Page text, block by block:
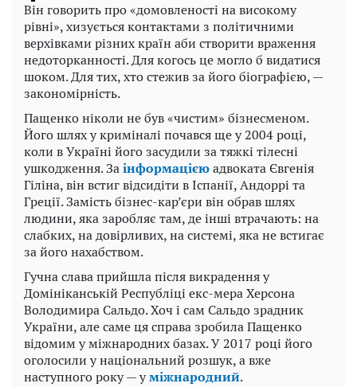
Він говорить про «домовленості на високому
рівні», хизується контактами з політичними
верхівками різних країн аби створити враження
недоторканності. Для когось це могло б видатися
шоком. Для тих, хто стежив за його біографією, —
закономірність.
Пащенко ніколи не був «чистим» бізнесменом.
Його шлях у криміналі почався ще у 2004 році,
коли в Україні його засудили за тяжкі тілесні
ушкодження. Заінформацієюадвоката Євгенія
Гіліна, він встиг відсидіти в Іспанії, Андоррі та
Греції. Замість бізнес-кар’єри він обрав шлях
людини, яка заробляє там, де інші втрачають: на
слабких, на довірливих, на системі, яка не встигає
за його нахабством.
Гучна слава прийшла після викрадення у
Домініканській Республіці екс-мера Херсона
Володимира Сальдо. Хоч і сам Сальдо зрадник
України, але саме ця справа зробила Пащенко
відомим у міжнародних базах. У 2017 році його
оголосили у національний розшук, а вже
наступного року — уміжнародний.